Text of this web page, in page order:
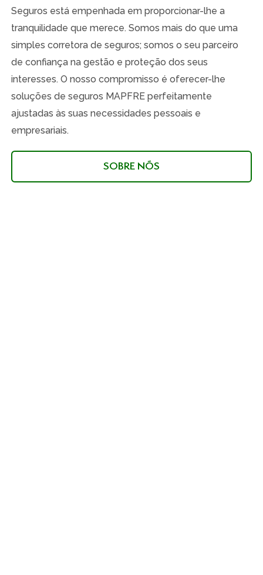
Seguros está empenhada em proporcionar-lhe a
tranquilidade que merece. Somos mais do que uma
simples corretora de seguros; somos o seu parceiro
de confiança na gestão e proteção dos seus
interesses. O nosso compromisso é oferecer-lhe
soluções de seguros MAPFRE perfeitamente
ajustadas às suas necessidades pessoais e
empresariais.
SOBRE NÓS